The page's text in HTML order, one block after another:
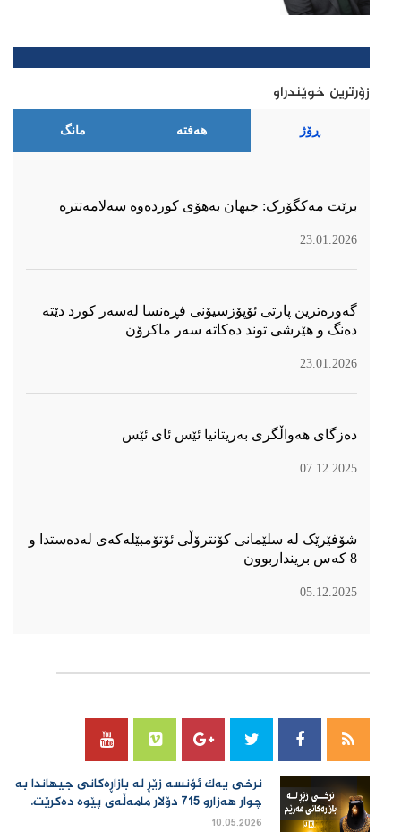
زۆرترین خوێندراو
ڕۆژ هەفتە مانگ
برێت مەکگۆرک: جیهان بەهۆی کوردەوە سەلامەتترە
23.01.2026
گەورەترین پارتی ئۆپۆزسیۆنی فڕەنسا لەسەر كورد دێتە
دەنگ و هێرشی توند دەكاتە سەر ماكرۆن
23.01.2026
دەزگای هەواڵگری بەریتانیا ئێس ئای ئێس
07.12.2025
شۆفێرێک لە سلێمانی کۆنترۆڵی ئۆتۆمبێلەکەی لەدەستدا و
8 کەس برینداربوون
05.12.2025
نرخی یەك ئۆنسە زێڕ لە بازاڕەكانی جیهاندا بە
چوار هەزارو 715 دۆلار مامەڵەی پێوە دەكرێت.
10.05.2026